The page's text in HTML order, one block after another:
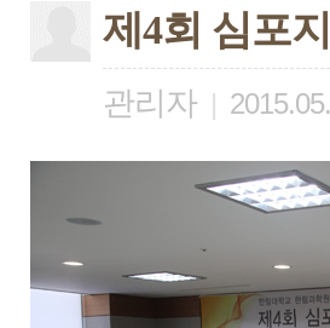
제4회 심포
관리자 |